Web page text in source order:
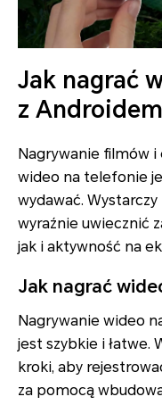
Jak nagrać
z Androidem
Nagrywanie filmów
wideo na telefonie
wydawać.
wyraźnie uwiecznić
jak i aktywność na
Jak nagrać
Nagrywanie wideo
jest szybkie i łatwe.
kroki, aby
za pomocą